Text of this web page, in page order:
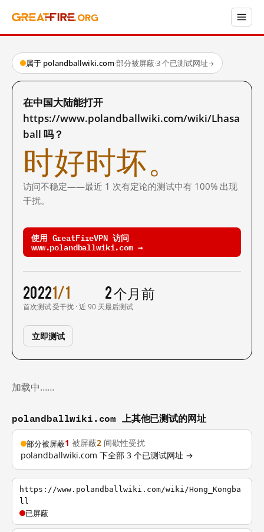
属于 polandballwiki.com·部分被屏蔽·3 个已测试网址→
在中国大陆能打开
https://www.polandballwiki.com/wiki/Lhasa
ball 吗？
时好时坏。
访问不稳定——最近 1 次有定论的测试中有 100% 出现
干扰。
使用 GreatFireVPN 访问
www.polandballwiki.com →
2022
首次测试
1/1
受干扰 · 近 90 天
2 个月前
最后测试
立即测试
加载中……
polandballwiki.com 上其他已测试的网址
部分被屏蔽1 被屏蔽2 间歇性受扰
polandballwiki.com 下全部 3 个已测试网址 →
https://www.polandballwiki.com/wiki/Hong_Kongba
ll
已屏蔽